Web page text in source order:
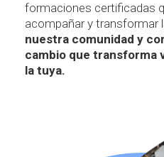
formaciones certificadas
acompañar y transformar
nuestra comunidad y
cambio que transforma
la tuya.